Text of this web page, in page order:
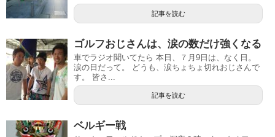
記事を読む
ゴルフおじさんは、涙の数だけ強くなる
車でラジオ聞いてたら 本日、７月9日は、なく日。
涙の日だって。 どうも、涙ちょちょ切れおじさんで
す。 皆さ...
記事を読む
ベルギー戦